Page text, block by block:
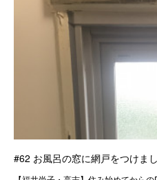
#62 お風呂の窓に網戸をつけま